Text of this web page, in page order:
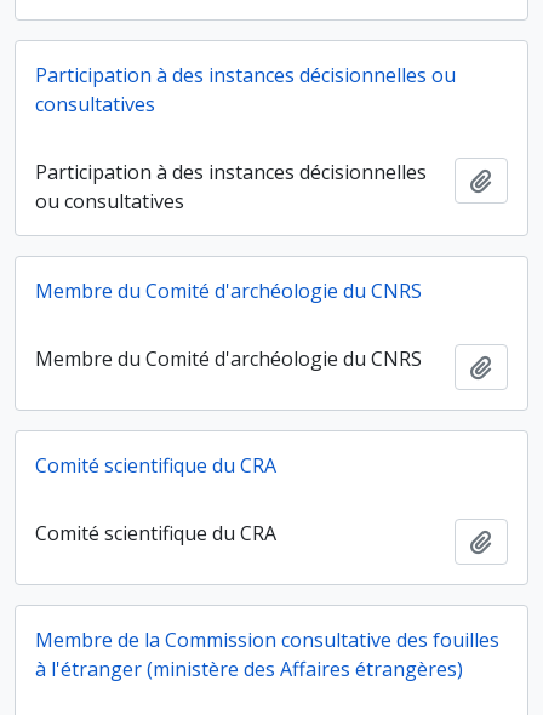
Participation à des instances décisionnelles ou
consultatives
Participation à des instances décisionnelles
ou consultatives
Membre du Comité d'archéologie du CNRS
Membre du Comité d'archéologie du CNRS
Comité scientifique du CRA
Comité scientifique du CRA
Membre de la Commission consultative des fouilles
à l'étranger (ministère des Affaires étrangères)